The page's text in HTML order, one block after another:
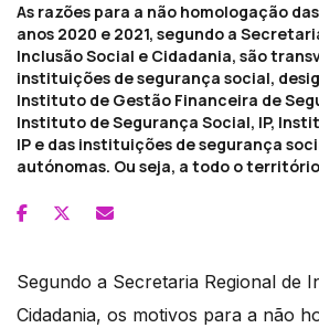
As razões para a não homologação
anos 2020 e 2021, segundo a
Inclusão Social e Cidadania, são
instituições de segurança social,
Instituto de Gestão Financeira de
Instituto de Segurança Social, IP,
IP e das instituições de segurança
autónomas. Ou seja, a todo o
Segundo a Secretaria Regional de
Cidadania, os motivos para a não